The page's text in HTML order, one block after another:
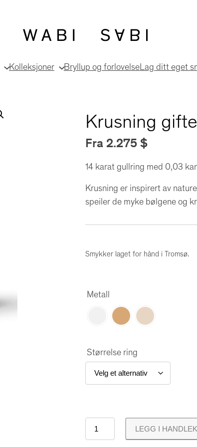
Kolleksjoner Bryllup og forlovelseLag ditt eget
Krusning
Fra 2.275$
14 karat gullring med 0,03
Krusning er inspirert av
speiler de myke bølgene og
Smykker laget for hånd i Tromsø.
Metall
Størrelse ring
r
LEGG I